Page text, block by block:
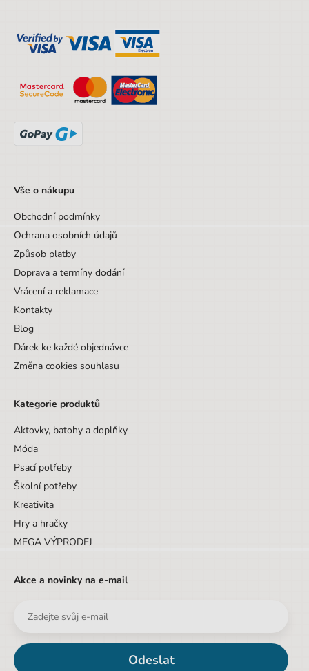
Sada/Sety/Balíčky
Designová položka
Motiv
Vše o nákupu
Obchodní podmínky
Ochrana osobních údajů
Způsob platby
Doprava a termíny dodání
Vrácení a reklamace
Kontakty
Blog
Dárek ke každé objednávce
Změna cookies souhlasu
Kategorie produktů
Aktovky, batohy a doplňky
Móda
Psací potřeby
Školní potřeby
Kreativita
Hry a hračky
MEGA VÝPRODEJ
Akce a novinky na e-mail
Odeslat